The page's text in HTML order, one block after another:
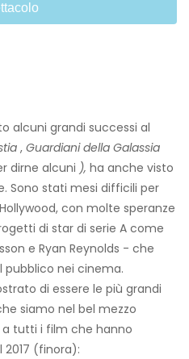
alcuni grandi successi al
, Guardiani della Galassia
dirne alcuni ), ha anche visto
Sono stati mesi difficili per
con molte speranze
di star di serie A come
e Ryan Reynolds - che
pubblico nei cinema.
di essere le più grandi
siamo nel bel mezzo
tutti i film che hanno
(finora):